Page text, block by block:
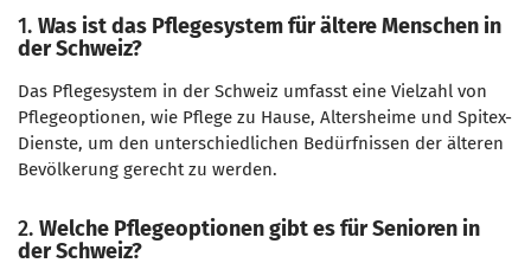
1. Was ist das Pflegesystem für ältere Menschen in
der Schweiz?
Das Pflegesystem in der Schweiz umfasst eine Vielzahl von
Pflegeoptionen, wie Pflege zu Hause, Altersheime und Spitex-
Dienste, um den unterschiedlichen Bedürfnissen der älteren
Bevölkerung gerecht zu werden.
2. Welche Pflegeoptionen gibt es für Senioren in
der Schweiz?